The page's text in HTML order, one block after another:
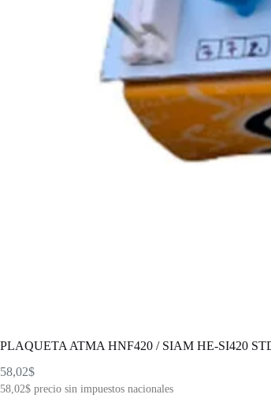
PLAQUETA ATMA HNF420 / SIAM HE-SI420
58,02$
58,02$ precio sin impuestos nacionales